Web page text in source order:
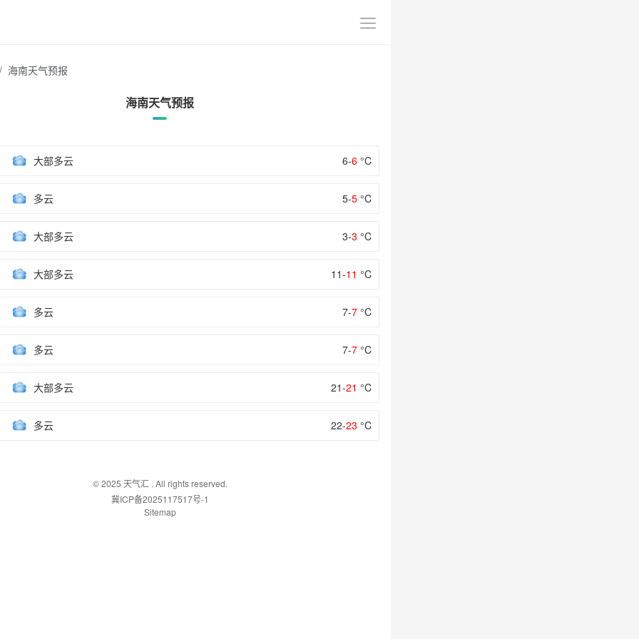
海南天气预报
海南天气预报
大部多云 6-6 °C
多云 5-5 °C
大部多云 3-3 °C
大部多云 11-11 °C
多云 7-7 °C
多云 7-7 °C
大部多云 21-21 °C
多云 22-23 °C
© 2025 天气汇. All rights reserved.
冀ICP备2025117517号-1
Sitemap